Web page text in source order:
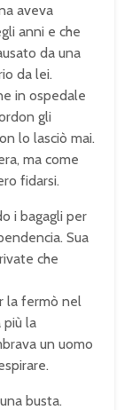
aveva
anni e che
da una
da lei.
in ospedale
gli
lo lasciò mai.
ma come
fidarsi.
i bagagli per
Sua
che
la fermò nel
più la
un uomo
busta.